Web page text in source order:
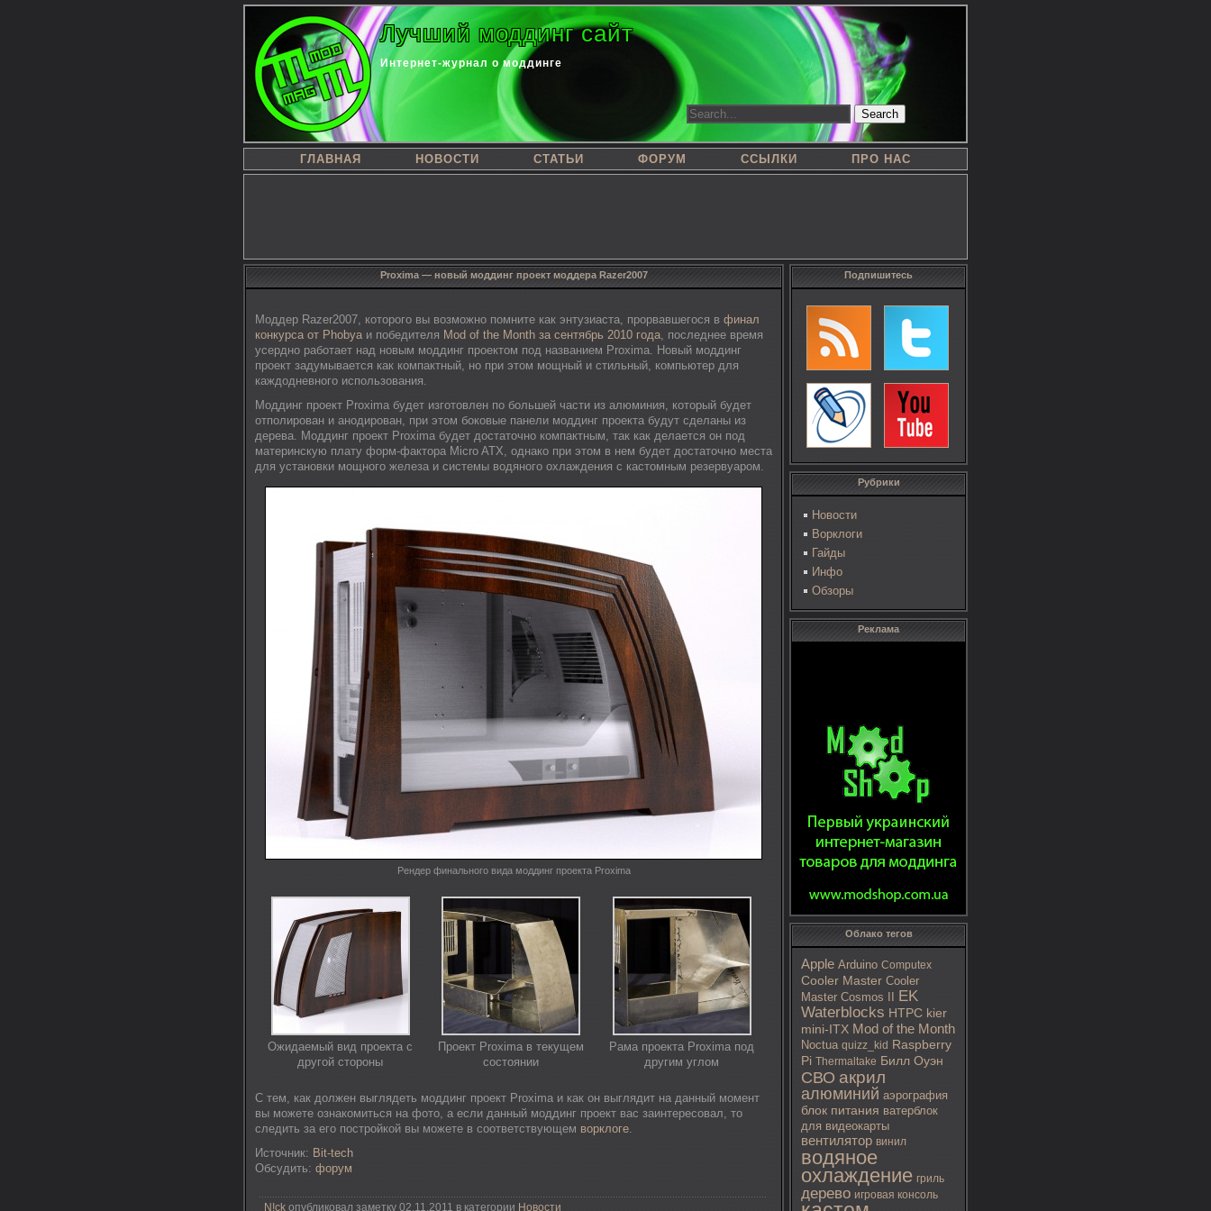
Лучший моддинг сайт
Интернет-журнал о моддинге
Search
ГЛАВНАЯ НОВОСТИ СТАТЬИ ФОРУМ ССЫЛКИ ПРО НАС
Подпишитесь
Рубрики
Новости
Ворклоги
Гайды
Инфо
Обзоры
Реклама
Облако тегов
Apple Arduino Computex
Cooler Master Cooler
Master Cosmos II
EK
Waterblocks HTPC kier
mini-ITX Mod of the Month
Noctua quizz_kid Raspberry
Pi Thermaltake Билл Оуэн
СВО акрил
алюминий аэрография
блок питания ватерблок
для видеокарты
вентилятор винил
водяное
охлаждение гриль
дерево игровая консоль
Proxima — новый моддинг проект моддера Razer2007
Моддер Razer2007, которого вы возможно помните как энтузиаста, прорвавшегося в финал
конкурса от Phobya и победителя Mod of the Month за сентябрь 2010 года, последнее время
усердно работает над новым моддинг проектом под названием Proxima. Новый моддинг
проект задумывается как компактный, но при этом мощный и стильный, компьютер для
каждодневного использования.
Моддинг проект Proxima будет изготовлен по большей части из алюминия, который будет
отполирован и анодирован, при этом боковые панели моддинг проекта будут сделаны из
дерева. Моддинг проект Proxima будет достаточно компактным, так как делается он под
материнскую плату форм-фактора Micro ATX, однако при этом в нем будет достаточно места
для установки мощного железа и системы водяного охлаждения с кастомным резервуаром.
Рендер финального вида моддинг проекта Proxima
Ожидаемый вид проекта с
другой стороны
Проект Proxima в текущем
состоянии
Рама проекта Proxima под
другим углом
С тем, как должен выглядеть моддинг проект Proxima и как он выглядит на данный момент
вы можете ознакомиться на фото, а если данный моддинг проект вас заинтересовал, то
следить за его постройкой вы можете в соответствующем ворклоге.
Источник: Bit-tech
Обсудить: форум
N!ck опубликовал заметку 02.11.2011 в категории Новости